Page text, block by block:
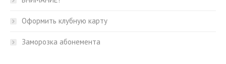
Оформить клубную карту
Заморозка абонемента